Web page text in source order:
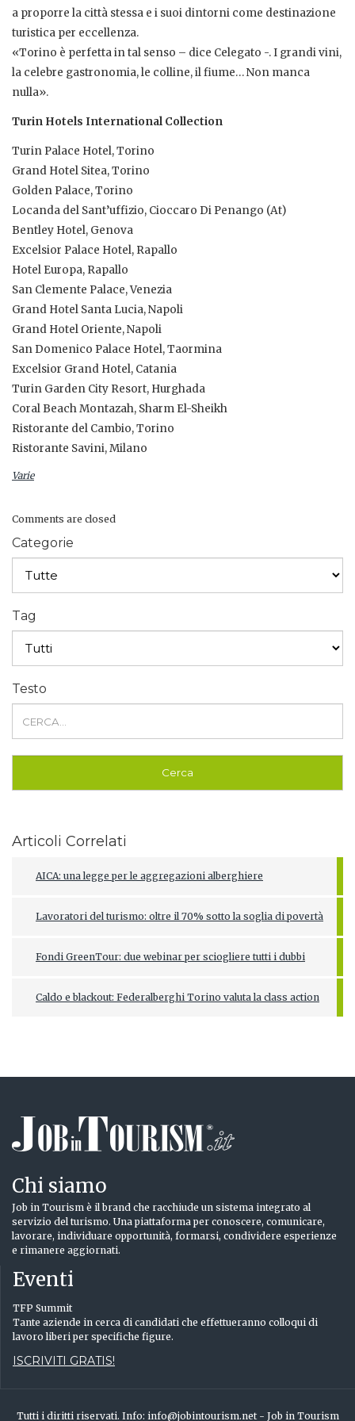
a proporre la città stessa e i suoi dintorni come destinazione
turistica per eccellenza.
«Torino è perfetta in tal senso – dice Celegato -. I grandi vini,
la celebre gastronomia, le colline, il fiume… Non manca
nulla».
Turin Hotels International Collection
Turin Palace Hotel, Torino
Grand Hotel Sitea, Torino
Golden Palace, Torino
Locanda del Sant’uffizio, Cioccaro Di Penango (At)
Bentley Hotel, Genova
Excelsior Palace Hotel, Rapallo
Hotel Europa, Rapallo
San Clemente Palace, Venezia
Grand Hotel Santa Lucia, Napoli
Grand Hotel Oriente, Napoli
San Domenico Palace Hotel, Taormina
Excelsior Grand Hotel, Catania
Turin Garden City Resort, Hurghada
Coral Beach Montazah, Sharm El-Sheikh
Ristorante del Cambio, Torino
Ristorante Savini, Milano
Varie
Comments are closed
Categorie
Tag
Testo
Articoli Correlati
AICA: una legge per le aggregazioni alberghiere
Lavoratori del turismo: oltre il 70% sotto la soglia di povertà
Fondi GreenTour: due webinar per sciogliere tutti i dubbi
Caldo e blackout: Federalberghi Torino valuta la class action
Chi siamo
Job in Tourism è il brand che racchiude un sistema integrato al
servizio del turismo. Una piattaforma per conoscere, comunicare,
lavorare, individuare opportunità, formarsi, condividere esperienze
e rimanere aggiornati.
Eventi
TFP Summit
Tante aziende in cerca di candidati che effettueranno colloqui di
lavoro liberi per specifiche figure.
ISCRIVITI GRATIS!
Tutti i diritti riservati. Info: info@jobintourism.net - Job in Tourism